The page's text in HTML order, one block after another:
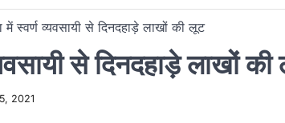
में स्वर्ण व्यवसायी से दिनदहाड़े लाखों की लूट
से दिनदहाड़े लाखों
2021